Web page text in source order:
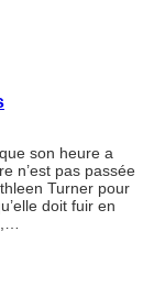
son heure a
n’est pas passée
Turner pour
doit fuir en